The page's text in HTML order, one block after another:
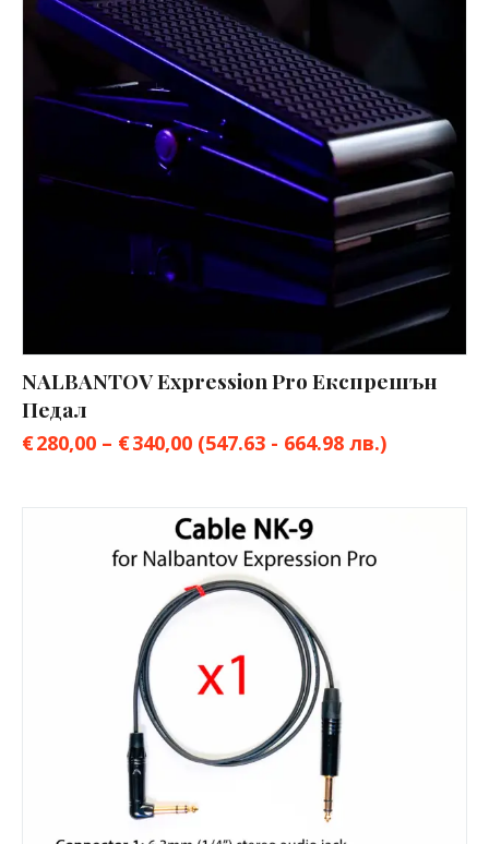
NALBANTOV Expression Pro Експрешън
Педал
€280,00 – €340,00 (547.63 - 664.98 лв.)